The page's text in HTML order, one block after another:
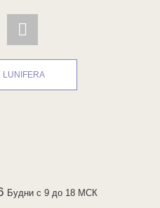
Будни с 9 до 18 МСК